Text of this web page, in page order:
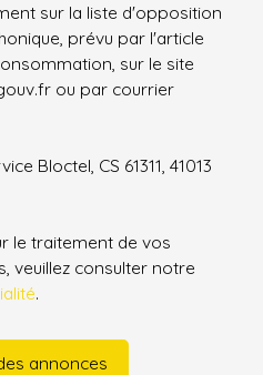
sur la liste d'opposition
prévu par l'article
sur le site
ou par courrier
Bloctel, CS 61311, 41013
le traitement de vos
veuillez consulter notre
.
annonces